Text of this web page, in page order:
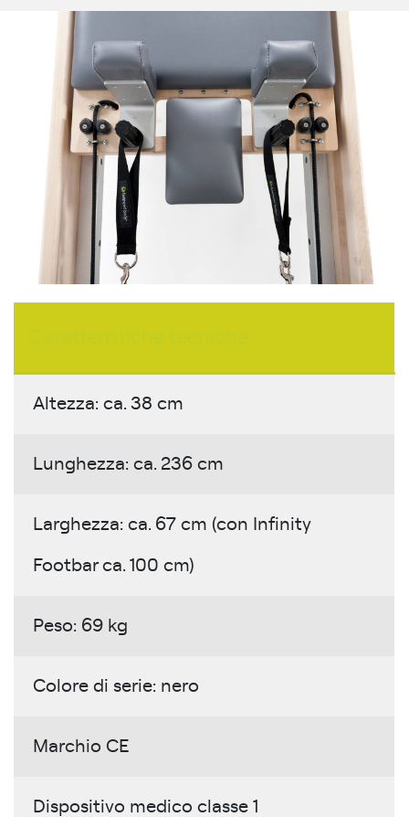
Altezza: ca. 38 cm
Lunghezza: ca. 236 cm
Larghezza: ca. 67 cm (con Infinity
Footbar ca. 100 cm)
Peso: 69 kg
Colore di serie: nero
Marchio CE
Dispositivo medico classe 1